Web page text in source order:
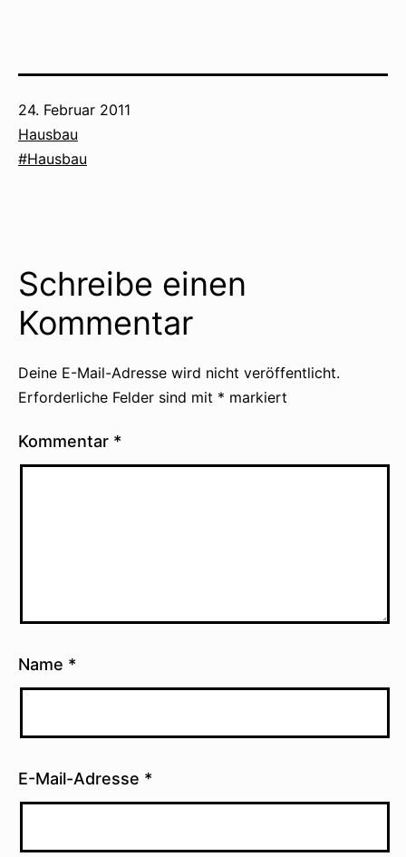
Veröffentlicht
am
24. Februar 2011
Kategorisiert
als
Hausbau
Verschlagwortet
Hausbau
Schreibe einen
Kommentar
Deine E-Mail-Adresse wird nicht veröffentlicht.
Erforderliche Felder sind mit * markiert
Kommentar *
Name *
E-Mail-Adresse *